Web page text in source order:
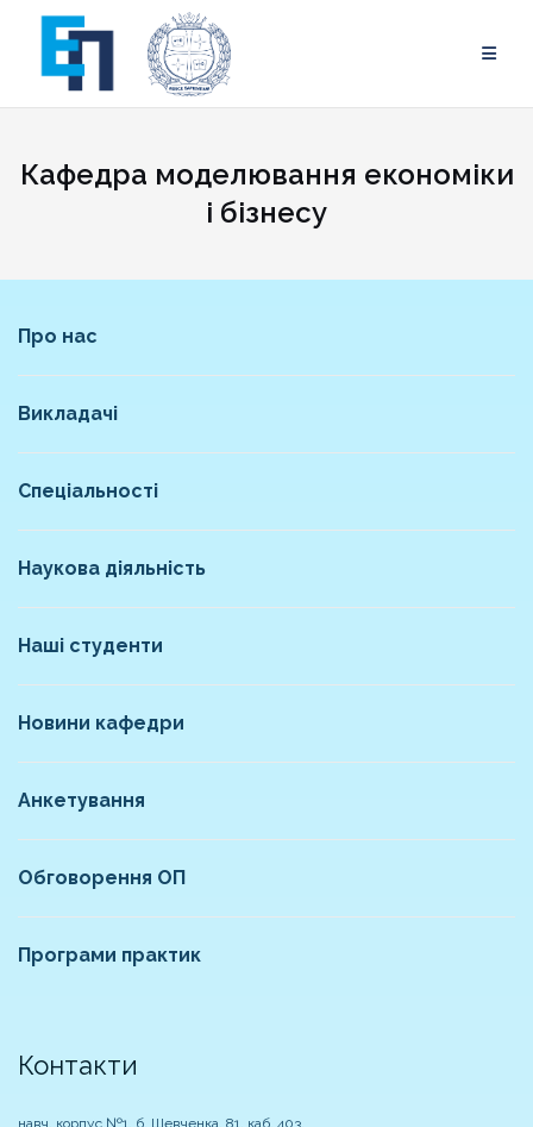
content
Кафедра моделювання економіки
і бізнесу
Про нас
Викладачі
Спеціальності
Наукова діяльність
Наші студенти
Новини кафедри
Анкетування
Обговорення ОП
Програми практик
Контакти